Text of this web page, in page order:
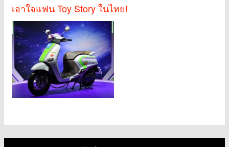
เอาใจแฟน Toy Story ในไทย!